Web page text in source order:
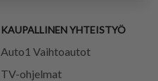
KAUPALLINEN YHTEISTYÖ
Auto1 Vaihtoautot
TV-ohjelmat